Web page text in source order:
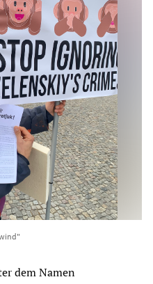
dem Namen